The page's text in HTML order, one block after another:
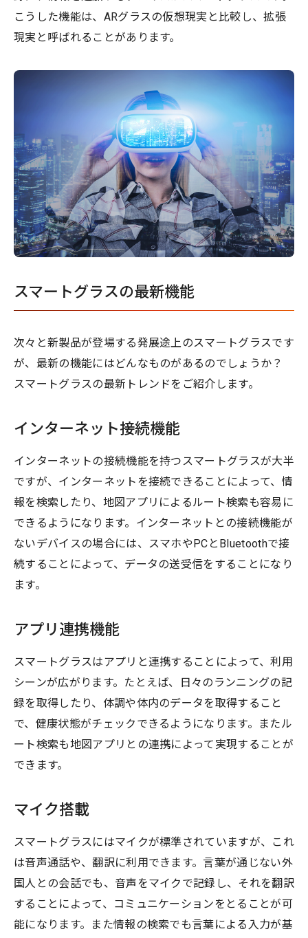
こうした機能は、ARグラスの仮想現実と比較し、拡張
現実と呼ばれることがあります。
スマートグラスの最新機能
次々と新製品が登場する発展途上のスマートグラスです
が、最新の機能にはどんなものがあるのでしょうか？
スマートグラスの最新トレンドをご紹介します。
インターネット接続機能
インターネットの接続機能を持つスマートグラスが大半
ですが、インターネットを接続できることによって、情
報を検索したり、地図アプリによるルート検索も容易に
できるようになります。インターネットとの接続機能が
ないデバイスの場合には、スマホやPCとBluetoothで接
続することによって、データの送受信をすることになり
ます。
アプリ連携機能
スマートグラスはアプリと連携することによって、利用
シーンが広がります。たとえば、日々のランニングの記
録を取得したり、体調や体内のデータを取得すること
で、健康状態がチェックできるようになります。またル
ート検索も地図アプリとの連携によって実現することが
できます。
マイク搭載
スマートグラスにはマイクが標準されていますが、これ
は音声通話や、翻訳に利用できます。言葉が通じない外
国人との会話でも、音声をマイクで記録し、それを翻訳
することによって、コミュニケーションをとることが可
能になります。また情報の検索でも言葉による入力が基